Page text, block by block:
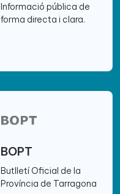
Informació pública de
forma directa i clara.
BOPT
Butlletí Oficial de la
Província de Tarragona